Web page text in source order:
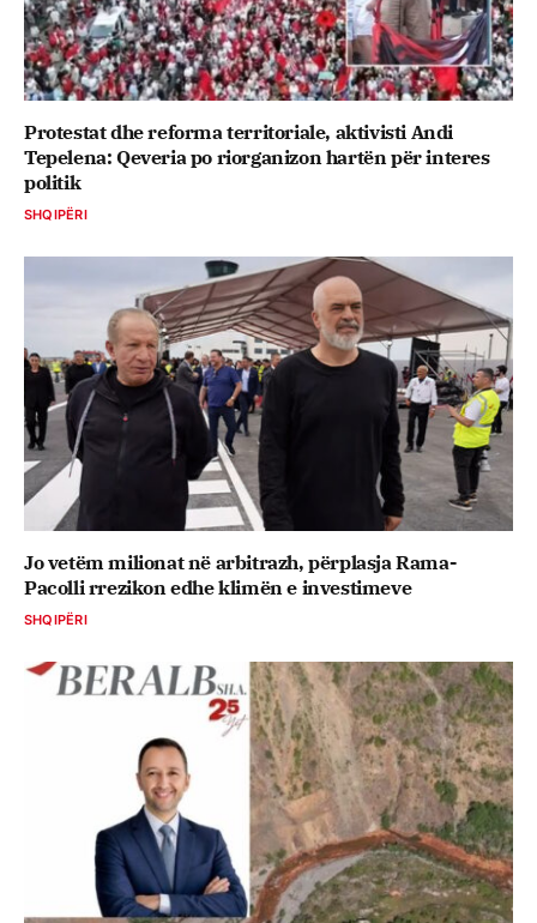
Protestat dhe reforma territoriale, aktivisti Andi
Tepelena: Qeveria po riorganizon hartën për interes
politik
SHQIPËRI
Jo vetëm milionat në arbitrazh, përplasja Rama-
Pacolli rrezikon edhe klimën e investimeve
SHQIPËRI